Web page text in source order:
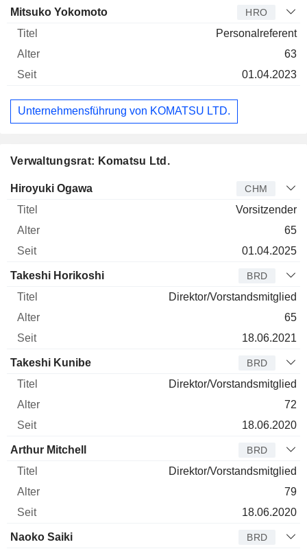
Mitsuko Yokomoto HRO
Personalreferent
63
01.04.2023
Unternehmensführung von KOMATSU LTD.
Verwaltungsrat: Komatsu Ltd.
Verwaltungsratsmitglied
Hiroyuki Ogawa CHM
Vorsitzender
65
01.04.2025
Takeshi Horikoshi BRD
Direktor/Vorstandsmitglied
65
18.06.2021
Takeshi Kunibe BRD
Direktor/Vorstandsmitglied
72
18.06.2020
Arthur Mitchell BRD
Direktor/Vorstandsmitglied
79
18.06.2020
Naoko Saiki BRD